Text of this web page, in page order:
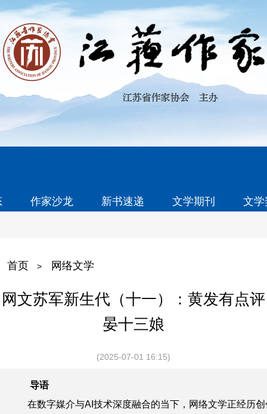
作家沙龙 新书速递 文学期刊 文
首页 > 网络文学
网文苏军新生代（十一）：黄发有点评
晏十三娘
(2025-07-01 16:15)
导语
在数字媒介与AI技术深度融合的当下，网络文学正经历创